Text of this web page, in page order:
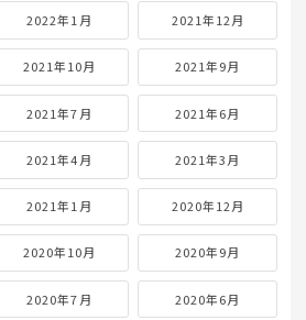
2022年1月 2021年12月
2021年10月 2021年9月
2021年7月 2021年6月
2021年4月 2021年3月
2021年1月 2020年12月
2020年10月 2020年9月
2020年7月 2020年6月